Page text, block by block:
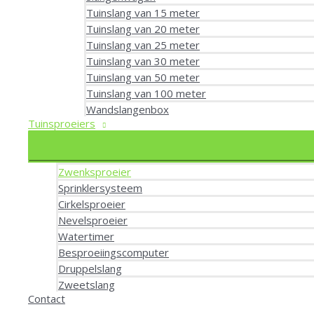
Tuinslang van 15 meter
Tuinslang van 20 meter
Tuinslang van 25 meter
Tuinslang van 30 meter
Tuinslang van 50 meter
Tuinslang van 100 meter
Wandslangenbox
Tuinsproeiers
Zwenksproeier
Sprinklersysteem
Cirkelsproeier
Nevelsproeier
Watertimer
Besproeiingscomputer
Druppelslang
Zweetslang
Contact